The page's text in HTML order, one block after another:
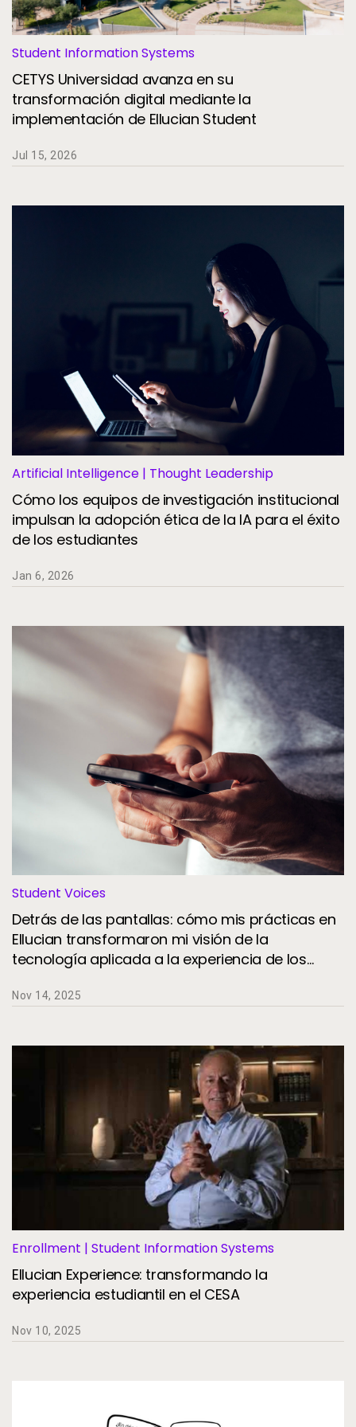
Servicios
Recursos
Compañía
Side navigation - Mexico (Spanish) - es-MX
Centro de información para clientes
Call to action - Mexico (Spanish) - es-MX
Hablemos
Student Information Systems
CETYS Universidad avanza en su
transformación digital mediante la
implementación de Ellucian Student
Jul 15, 2026
Artificial Intelligence | Thought Leadership
Cómo los equipos de investigación institucional
impulsan la adopción ética de la IA para el éxito
de los estudiantes
Jan 6, 2026
Student Voices
Detrás de las pantallas: cómo mis prácticas en
Ellucian transformaron mi visión de la
tecnología aplicada a la experiencia de los
Nov 14, 2025
Enrollment | Student Information Systems
Ellucian Experience: transformando la
experiencia estudiantil en el CESA
Nov 10, 2025